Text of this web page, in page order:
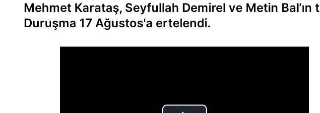
Mehmet Karataş, Seyfullah Demirel ve Metin
Duruşma 17 Ağustos'a ertelendi.